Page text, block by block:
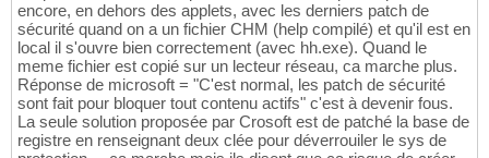
encore, en dehors des applets, avec les derniers patch de
sécurité quand on a un fichier CHM (help compilé) et qu'il est en
local il s'ouvre bien correctement (avec hh.exe). Quand le
meme fichier est copié sur un lecteur réseau, ca marche plus.
Réponse de microsoft = "C'est normal, les patch de sécurité
sont fait pour bloquer tout contenu actifs" c'est à devenir fous.
La seule solution proposée par Crosoft est de patché la base de
registre en renseignant deux clée pour déverrouiler le sys de